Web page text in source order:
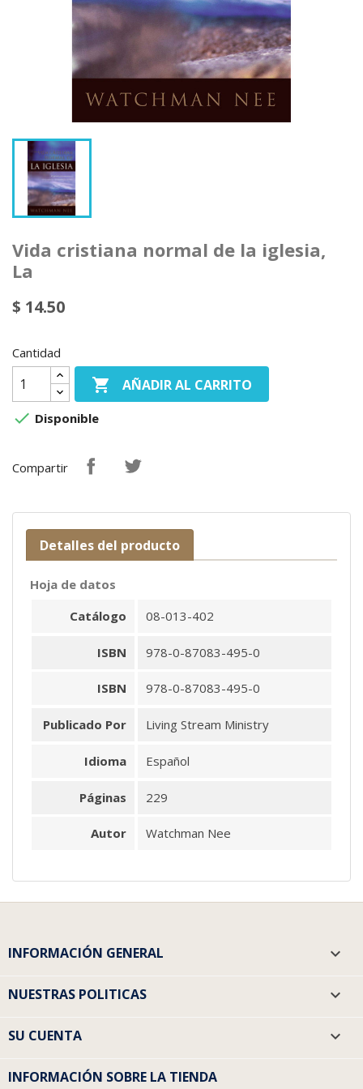
Vida cristiana normal de la iglesia,
La
$ 14.50
Cantidad
 AÑADIR AL CARRITO
 Disponible
Compartir
Detalles del producto
Hoja de datos
Catálogo
08-013-402
ISBN 978-0-87083-495-0
ISBN 978-0-87083-495-0
Publicado Por Living Stream Ministry
Idioma Español
Páginas 229
Autor Watchman Nee
INFORMACIÓN GENERAL 
NUESTRAS POLITICAS 
SU CUENTA 
INFORMACIÓN SOBRE LA TIENDA